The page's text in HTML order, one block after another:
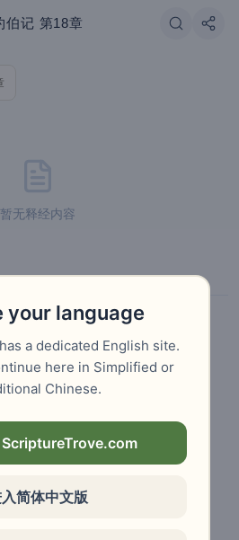
伯记 第18章
暂无释经内容
your language
a dedicated English site.
here in Simplified or
Chinese.
ScriptureTrove.com
简体中文版